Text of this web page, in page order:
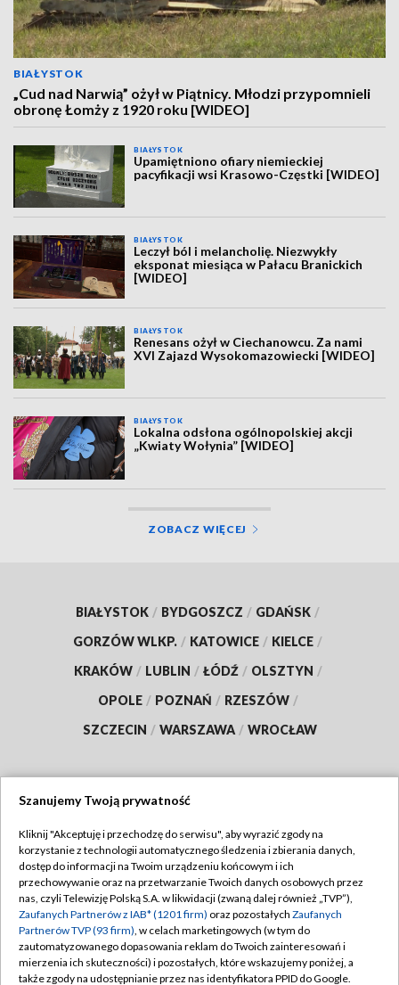
BIAŁYSTOK
„Cud nad Narwią” ożył w Piątnicy. Młodzi przypomnieli
obronę Łomży z 1920 roku [WIDEO]
BIAŁYSTOK
Upamiętniono ofiary niemieckiej
pacyfikacji wsi Krasowo-Częstki [WIDEO]
BIAŁYSTOK
Leczył ból i melancholię. Niezwykły
eksponat miesiąca w Pałacu Branickich
[WIDEO]
BIAŁYSTOK
Renesans ożył w Ciechanowcu. Za nami
XVI Zajazd Wysokomazowiecki [WIDEO]
BIAŁYSTOK
Lokalna odsłona ogólnopolskiej akcji
„Kwiaty Wołynia” [WIDEO]
ZOBACZ WIĘCEJ
BIAŁYSTOK / BYDGOSZCZ / GDAŃSK /
GORZÓW WLKP. / KATOWICE / KIELCE /
KRAKÓW / LUBLIN / ŁÓDŹ / OLSZTYN /
OPOLE / POZNAŃ / RZESZÓW /
SZCZECIN / WARSZAWA / WROCŁAW
TVP
Abonament TVP
Emisja w TVP
Centrum informacji TVP
Naziemna Telewizja Cyfrowa
Regulamin TVP
Polityka prywatności
Moje zgody
Pomoc
Szanujemy Twoją prywatność
Kliknij "Akceptuję i przechodzę do serwisu", aby wyrazić zgody na
korzystanie z technologii automatycznego śledzenia i zbierania danych,
dostęp do informacji na Twoim urządzeniu końcowym i ich
przechowywanie oraz na przetwarzanie Twoich danych osobowych przez
nas, czyli Telewizję Polską S.A. w likwidacji (zwaną dalej również „TVP”),
Zaufanych Partnerów z IAB* (1201 firm) oraz pozostałych Zaufanych
Partnerów TVP (93 firm), w celach marketingowych (w tym do
zautomatyzowanego dopasowania reklam do Twoich zainteresowań i
mierzenia ich skuteczności) i pozostałych, które wskazujemy poniżej, a
także zgody na udostępnianie przez nas identyfikatora PPID do Google.